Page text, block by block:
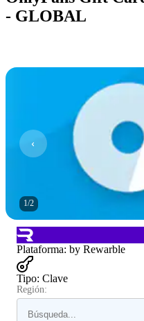
- GLOBAL
1/2
Plataforma: by Rewarble
Tipo: Clave
Región: